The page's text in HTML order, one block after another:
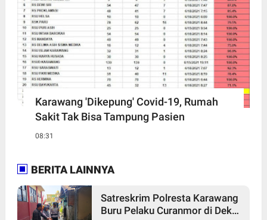
Karawang 'Dikepung' Covid-19, Rumah
Sakit Tak Bisa Tampung Pasien
08:31
BERITA LAINNYA
Satreskrim Polresta Karawang
Buru Pelaku Curanmor di Dekat